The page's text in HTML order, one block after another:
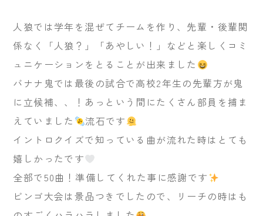
人狼では学年を混ぜてチームを作り、先輩・後輩関
係なく「人狼？」「あやしい！」などと楽しくコミ
ュニケーションをとることが出来ました
バナナ鬼では最後の試合で高校2年生の先輩方が鬼
に立候補、、！あっという間にたくさん部員を捕ま
えていました
流石です
イントロクイズで知っている曲が流れた時はとても
嬉しかったです
全部で50曲！準備してくれた事に感謝です
ビンゴ大会は景品つきでしたので、リーチの時はも